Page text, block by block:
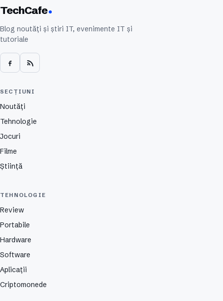
TechCafe
Blog noutăți și știri IT, evenimente IT și
tutoriale
SECȚIUNI
Noutăți
Tehnologie
Jocuri
Filme
Știință
TEHNOLOGIE
Review
Portabile
Hardware
Software
Aplicații
Criptomonede